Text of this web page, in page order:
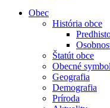
Obec
História obce
Štatút obce
Obecné
Geografia
Demografia
Príroda